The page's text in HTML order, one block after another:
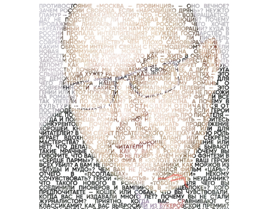
острые вопросы и ответы на темы России,
общества, культуры и творчества....